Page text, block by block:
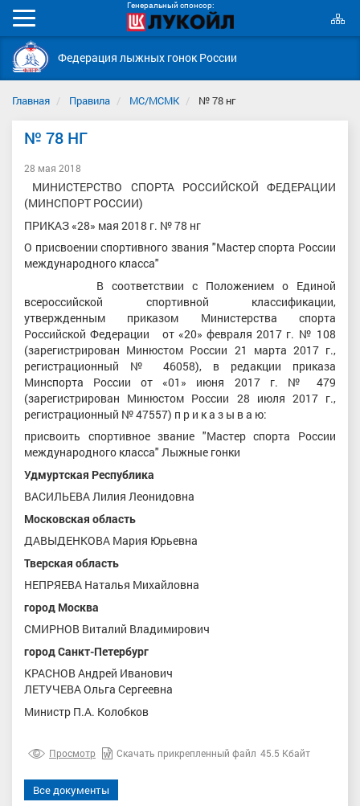
Генеральный спонсор:
Мобильное
меню
Федерация лыжных гонок России
Главная Правила МС/МСМК № 78 нг
№ 78 НГ
28 мая 2018
МИНИСТЕРСТВО СПОРТА РОССИЙСКОЙ ФЕДЕРАЦИИ
(МИНСПОРТ РОССИИ)
ПРИКАЗ «28» мая 2018 г. № 78 нг
О присвоении спортивного звания "Мастер спорта России
международного класса"
В соответствии с Положением о Единой
всероссийской спортивной классификации,
утвержденным приказом Министерства спорта
Российской Федерации от «20» февраля 2017 г. № 108
(зарегистрирован Минюстом России 21 марта 2017 г.,
регистрационный № 46058), в редакции приказа
Минспорта России от «01» июня 2017 г. № 479
(зарегистрирован Минюстом России 28 июля 2017 г.,
регистрационный № 47557) п р и к а з ы в а ю:
присвоить спортивное звание "Мастер спорта России
международного класса" Лыжные гонки
Удмуртская Республика
ВАСИЛЬЕВА Лилия Леонидовна
Московская область
ДАВЫДЕНКОВА Мария Юрьевна
Тверская область
НЕПРЯЕВА Наталья Михайловна
город Москва
СМИРНОВ Виталий Владимирович
город Санкт-Петербург
КРАСНОВ Андрей Иванович
ЛЕТУЧЕВА Ольга Сергеевна
Министр П.А. Колобков
Просмотр Скачать прикрепленный файл 45.5 Кбайт
Все документы